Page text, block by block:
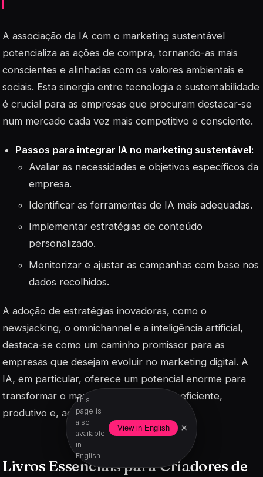
This
page is
also
available
in
English.
View in English ×
A associação da IA com o marketing sustentável
potencializa as ações de compra, tornando-as mais
conscientes e alinhadas com os valores ambientais e
sociais. Esta sinergia entre tecnologia e sustentabilidade
é crucial para as empresas que procuram destacar-se
num mercado cada vez mais competitivo e consciente.
Passos para integrar IA no marketing sustentável:
Avaliar as necessidades e objetivos específicos da
empresa.
Identificar as ferramentas de IA mais adequadas.
Implementar estratégias de conteúdo
personalizado.
Monitorizar e ajustar as campanhas com base nos
dados recolhidos.
A adoção de estratégias inovadoras, como o
newsjacking, o omnichannel e a inteligência artificial,
destaca-se como um caminho promissor para as
empresas que desejam evoluir no marketing digital. A
IA, em particular, oferece um potencial enorme para
transformar o marketing em algo mais eficiente,
produtivo e, acima de tudo, sustentável.
Livros Essenciais para Criadores de